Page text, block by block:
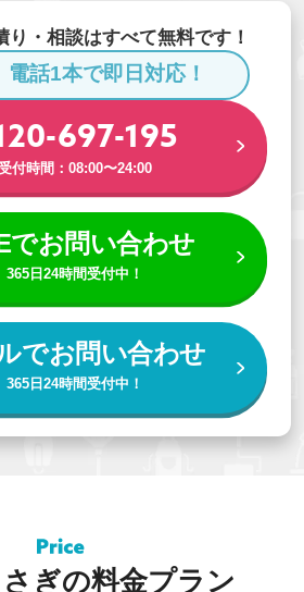
り・相談はすべて無料です！
電話1本で即日対応！
697-195
付時間：08:00〜24:00
でお問い合わせ
365日24時間受付中！
でお問い合わせ
365日24時間受付中！
ぎの料金プラン